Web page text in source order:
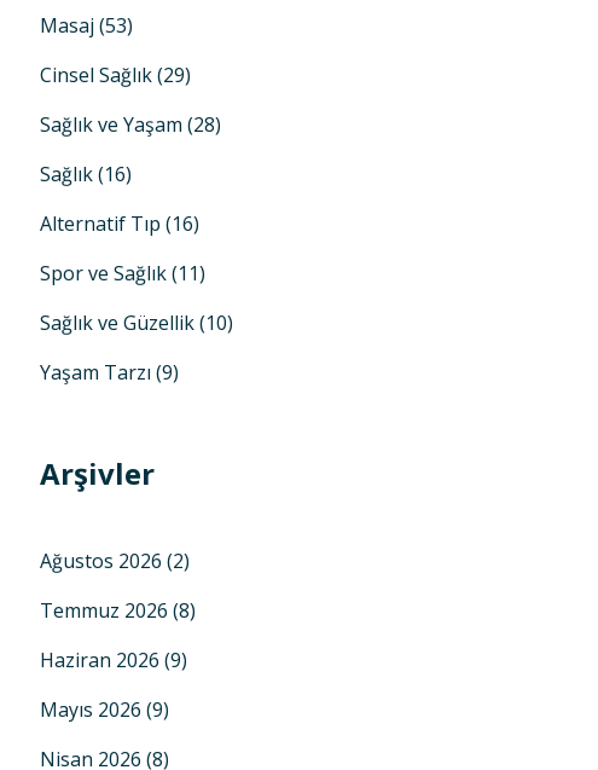
Masaj (53)
Cinsel Sağlık(29)
Sağlık ve Yaşam (28)
Sağlık(16)
Alternatif Tıp (16)
Spor ve Sağlık(11)
Sağlık ve Güzellik(10)
Yaşam Tarzı (9)
Arşivler
Ağustos 2026 (2)
Temmuz 2026 (8)
Haziran 2026 (9)
Mayıs 2026 (9)
Nisan 2026 (8)